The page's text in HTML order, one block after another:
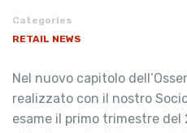
Categories
RETAIL NEWS
Nel nuovo capitolo
realizzato con il nostro
esame il primo trimestre